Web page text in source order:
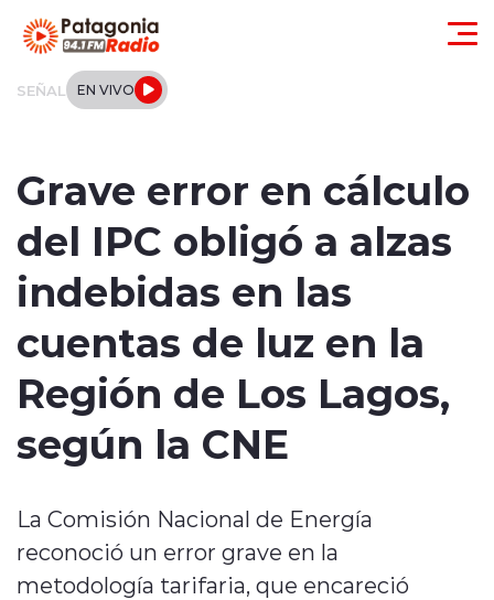
SEÑAL EN VIVO
Internacional
Deportes
Quienes Somos
Grave error en cálculo
del IPC obligó a alzas
indebidas en las
cuentas de luz en la
Región de Los Lagos,
según la CNE
La Comisión Nacional de Energía
reconoció un error grave en la
metodología tarifaria, que encareció